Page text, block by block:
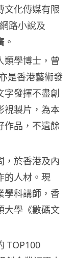
文化傳媒有限
路小說及
類學博士，曾
是香港藝術發
字發揮不盡創
視製片，為本
作品，不遺餘
，於香港及內
的人材。現
學科講師，香
大學《數碼文
TOP100